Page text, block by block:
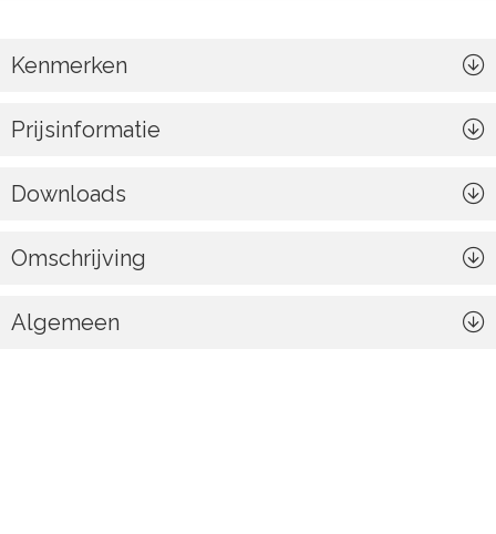
Kenmerken
Prijsinformatie
Downloads
Omschrijving
Algemeen